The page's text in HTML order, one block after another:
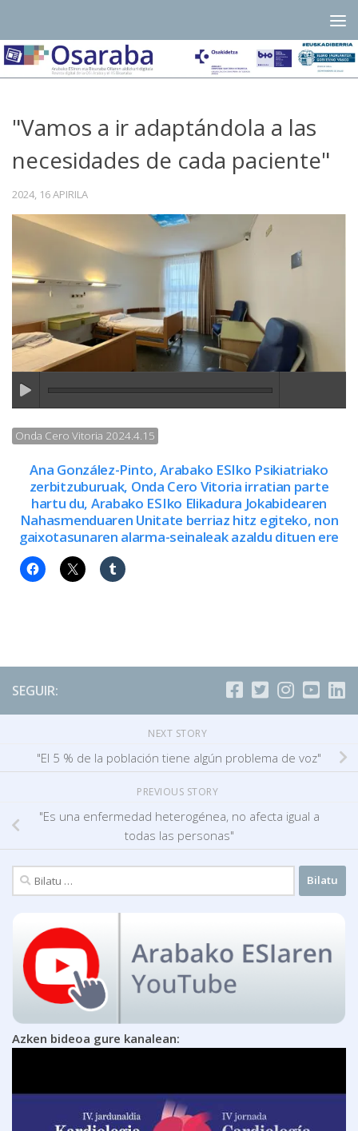
"Vamos a ir adaptándola a las
necesidades de cada paciente"
2024, 16 APIRILA
Onda Cero Vitoria 2024.4.15
Ana González-Pinto, Arabako ESIko Psikiatriako
zerbitzuburuak, Onda Cero Vitoria irratian parte
hartu du, Arabako ESIko Elikadura Jokabidearen
Nahasmenduaren Unitate berriaz hitz egiteko, non
gaixotasunaren alarma-seinaleak azaldu dituen ere
SEGUIR:
NEXT STORY
"El 5 % de la población tiene algún problema de voz"
PREVIOUS STORY
"Es una enfermedad heterogénea, no afecta igual a
todas las personas"
Bilatu:
Azken bideoa gure kanalean: